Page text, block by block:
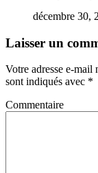
décembre 30,
Laisser un
Votre adresse e-mail
sont indiqués avec *
Commentaire